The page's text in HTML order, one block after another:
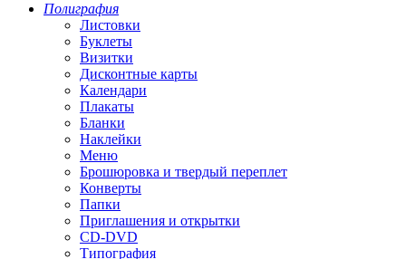
Полиграфия
Листовки
Буклеты
Визитки
Дисконтные карты
Календари
Плакаты
Бланки
Наклейки
Меню
Брошюровка и твердый переплет
Конверты
Папки
Приглашения и открытки
CD-DVD
Типография